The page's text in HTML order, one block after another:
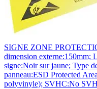
SIGNE ZONE
dimension externe:150mm;
signe:Noir sur jaune; Type
panneau:ESD Protected
polyvinyle); SVHC:No